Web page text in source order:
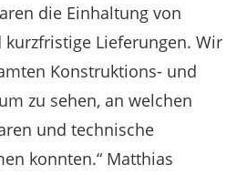
die Einhaltung von
Lieferungen. Wir
Konstruktions- und
zu sehen, an welchen
und technische
konnten.“ Matthias